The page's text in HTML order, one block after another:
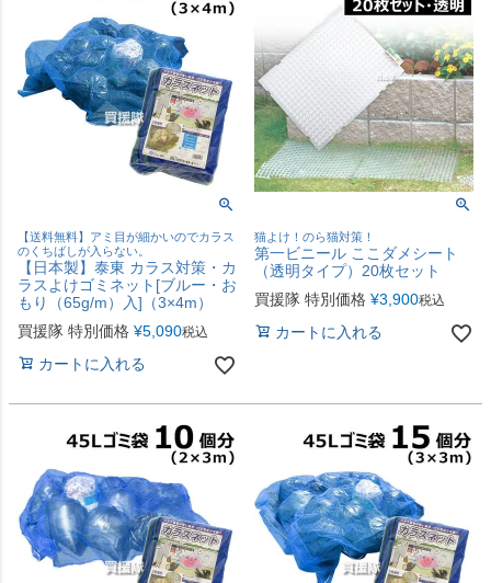
【送料無料】アミ目が細かいのでカラス
のくちばしが入らない。
【日本製】泰東 カラス対策・カ
ラスよけゴミネット[ブルー・お
もり（65g/m）入]（3×4m）
買援隊 特別価格 ¥5,090税込
カートに入れる
猫よけ！のら猫対策！
第一ビニール ここダメシート
（透明タイプ）20枚セット
買援隊 特別価格 ¥3,900税込
カートに入れる